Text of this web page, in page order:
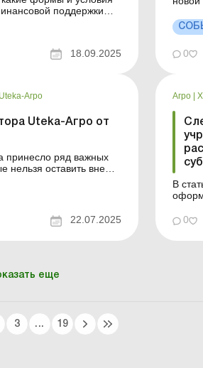
поддержки
основной плановый
18.09.2025
и
data-
0
Агро
Uteka-Агро от
принесло ряд важных
нельзя оставить вне
Также в новых
– практические22.07.2025
Агро
В
0
еще
3 ... 19